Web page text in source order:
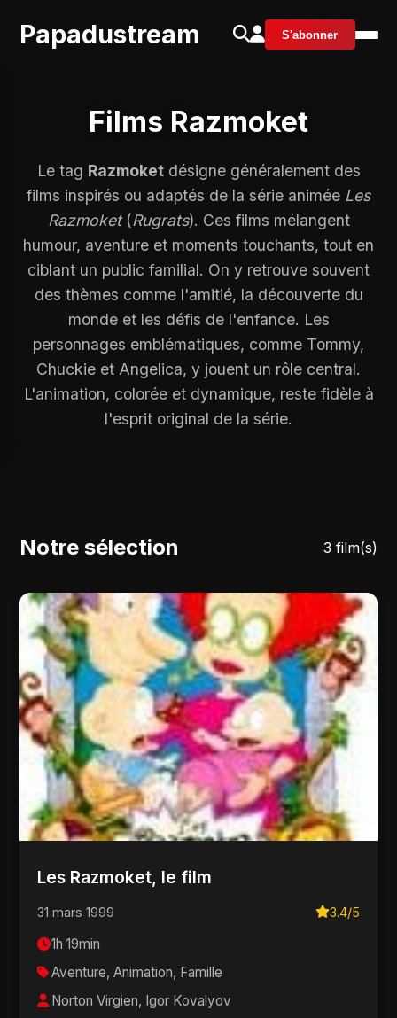
Papadustream S'abonner
Films Razmoket
Le tag Razmoketdésigne généralement des
films inspirés ou adaptés de la série animée Les
Razmoket(Rugrats). Ces films mélangent
humour, aventure et moments touchants, tout en
ciblant un public familial. On y retrouve souvent
des thèmes comme l'amitié, la découverte du
monde et les défis de l'enfance. Les
personnages emblématiques, comme Tommy,
Chuckie et Angelica, y jouent un rôle central.
L'animation, colorée et dynamique, reste fidèle à
l'esprit original de la série.
Notre sélection 3 film(s)
Les Razmoket, le film
31 mars 1999 3.4/5
1h 19min
Aventure, Animation, Famille
Norton Virgien, Igor Kovalyov